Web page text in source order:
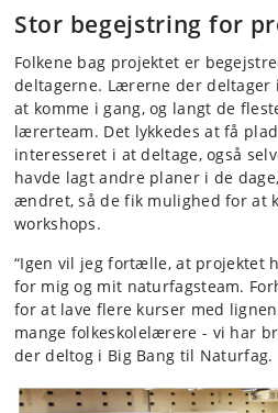
Stor begejstring for
Folkene bag projektet er
deltagerne. Lærerne der
at komme i gang, og langt de
lærerteam. Det lykkedes at få
interesseret i at deltage, også
havde lagt andre planer i de
ændret, så de fik mulighed for at
workshops.
“Igen vil jeg fortælle, at projektet
for mig og mit naturfagsteam.
for at lave flere kurser med
mange folkeskolelærere - vi har
der deltog i Big Bang til Naturfag.